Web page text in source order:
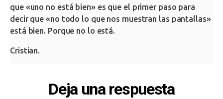
que «uno no está bien» es que el primer paso para
decir que «no todo lo que nos muestran las pantallas»
está bien. Porque no lo está.
Cristian.
Deja una respuesta